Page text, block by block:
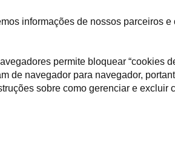
informações de nossos parceiros e
permite bloquear “cookies
de navegador para navegador,
sobre como gerenciar e excluir